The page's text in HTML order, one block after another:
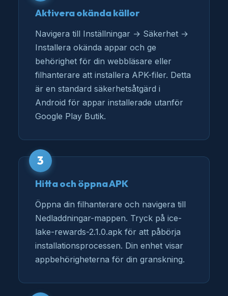
Aktivera okända källor
Navigera till Inställningar → Säkerhet →
Installera okända appar och ge
behörighet för din webbläsare eller
filhanterare att installera APK-filer. Detta
är en standard säkerhetsåtgärd i
Android för appar installerade utanför
Google Play Butik.
3
Hitta och öppna APK
Öppna din filhanterare och navigera till
Nedladdningar-mappen. Tryck på ice-
lake-rewards-2.1.0.apk för att påbörja
installationsprocessen. Din enhet visar
appbehörigheterna för din granskning.